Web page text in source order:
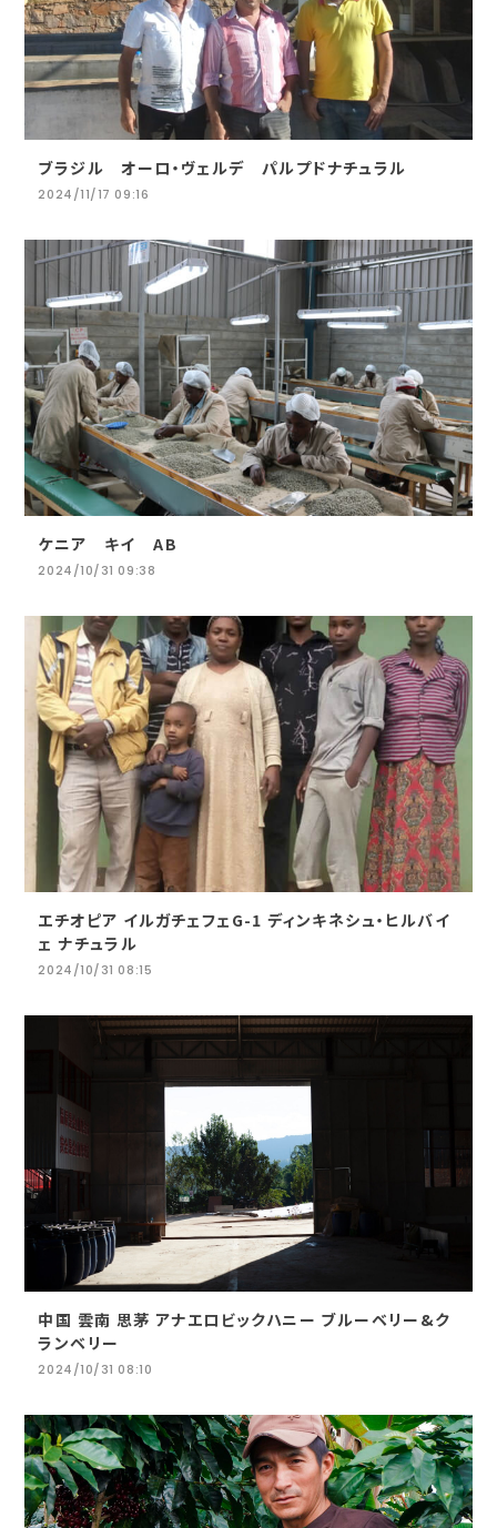
ブラジル オーロ・ヴェルデ パルプドナチュラル
2024/11/17 09:16
ケニア キイ AB
2024/10/31 09:38
エチオピア イルガチェフェG-1 ディンキネシュ・ヒルバイ
ェ ナチュラル
2024/10/31 08:15
中国 雲南 思茅 アナエロビックハニー ブルーベリー&ク
ランベリー
2024/10/31 08:10